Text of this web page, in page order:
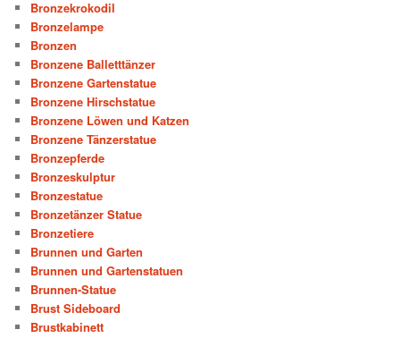
Bronzekrokodil
Bronzelampe
Bronzen
Bronzene Balletttänzer
Bronzene Gartenstatue
Bronzene Hirschstatue
Bronzene Löwen und Katzen
Bronzene Tänzerstatue
Bronzepferde
Bronzeskulptur
Bronzestatue
Bronzetänzer Statue
Bronzetiere
Brunnen und Garten
Brunnen und Gartenstatuen
Brunnen-Statue
Brust Sideboard
Brustkabinett